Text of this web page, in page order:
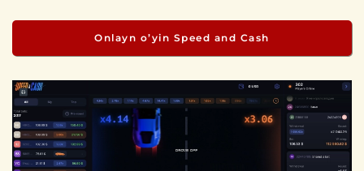
Onlayn o’yin Speed and Cash